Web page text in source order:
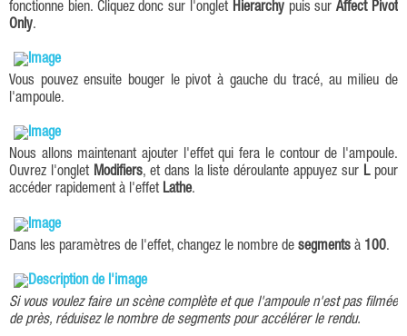
fonctionne bien. Cliquez donc sur l'onglet Hierarchypuis surAffect Pivot
Only.
Vous pouvez ensuite bouger le pivot à gauche du tracé, au milieu de
l'ampoule.
Nous allons maintenant ajouter l'effet qui fera le contour de l'ampoule.
Ouvrez l'onglet Modifiers, et dans la liste déroulante appuyez sur Lpour
accéder rapidement à l'effet Lathe.
Dans les paramètres de l'effet, changez le nombre de segments à 100.
Si vous voulez faire un scène complète et que l'ampoule n'est pas filmée
de près, réduisez le nombre de segments pour accélérer le rendu.